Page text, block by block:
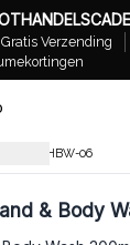
Gratis Verzending
FHBW-06
& Body